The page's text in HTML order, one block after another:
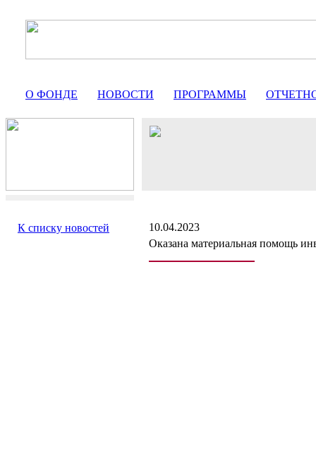
О ФОНДЕ НОВОСТИ ПРОГРАММЫ
К списку новостей
10.04.2023
Оказана материальная помощь